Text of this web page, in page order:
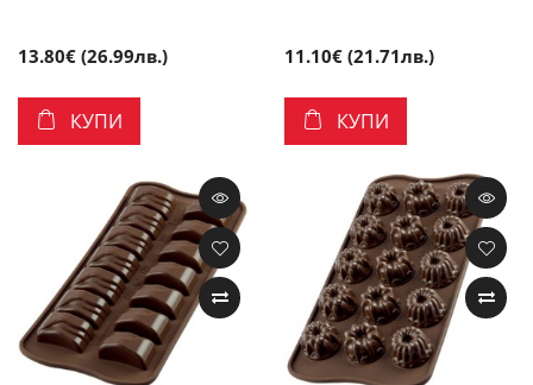
13.80€ (26.99лв.)
КУПИ
11.10€ (21.71лв.)
КУПИ